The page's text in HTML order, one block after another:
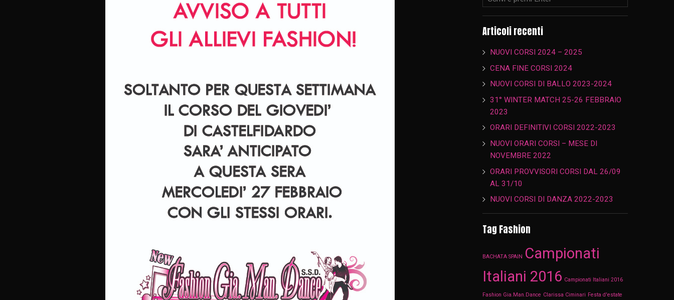
Articoli recenti
NUOVI CORSI 2024 – 2025
CENA FINE CORSI 2024
NUOVI CORSI DI BALLO 2023-2024
31° WINTER MATCH 25-26 FEBBRAIO
2023
ORARI DEFINITIVI CORSI 2022-2023
NUOVI ORARI CORSI – MESE DI
NOVEMBRE 2022
ORARI PROVVISORI CORSI DAL 26/09
AL 31/10
NUOVI CORSI DI DANZA 2022-2023
Tag Fashion
BACHATA SPAIN Campionati
Italiani 2016 Campionati Italiani 2016
Fashion Gia.Man.Dance Clarissa Ciminari Festa d'estate